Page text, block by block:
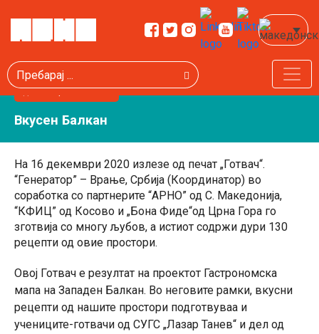
декември 16, 2020
Вкусен Балкан
На 16 декември 2020 излезе од печат „Готвач“.
“Генератор” – Врање, Србија (Координатор) во
соработка со партнерите “АРНО” од С. Македонија,
“КФИЦ” од Косово и „Бона Фиде“од Црна Гора го
зготвија со многу љубов, а истиот содржи дури 130
рецепти од овие простори.
Овој Готвач е резултат на проектот Гастрономска
мапа на Западен Балкан. Во неговите рамки, вкусни
рецепти од нашите простори подготвуваа и
учениците-готвачи од СУГС „Лазар Танев“ и дел од